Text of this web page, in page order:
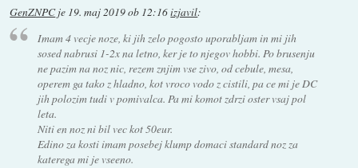
GenZNPCje 19. maj 2019 ob 12:16izjavil:
Imam 4 vecje noze, ki jih zelo pogosto uporabljam in mi jih
sosed nabrusi 1-2x na letno, ker je to njegov hobbi. Po brusenju
ne pazim na noz nic, rezem znjim vse zivo, od cebule, mesa,
operem ga tako z hladno, kot vroco vodo z cistili, pa ce mi je DC
jih polozim tudi v pomivalca. Pa mi komot zdrzi oster vsaj pol
leta.
Niti en noz ni bil vec kot 50eur.
Edino za kosti imam posebej klump domaci standard noz za
katerega mi je vseeno.